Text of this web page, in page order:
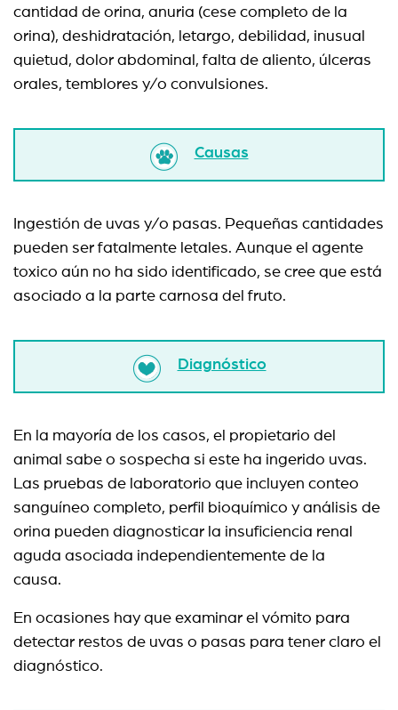
cantidad de orina, anuria (cese completo de la
orina), deshidratación, letargo, debilidad, inusual
quietud, dolor abdominal, falta de aliento, úlceras
orales, temblores y/o convulsiones.
Causas
Ingestión de uvas y/o pasas. Pequeñas cantidades
pueden ser fatalmente letales. Aunque el agente
toxico aún no ha sido identificado, se cree que está
asociado a la parte carnosa del fruto.
Diagnóstico
En la mayoría de los casos, el propietario del
animal sabe o sospecha si este ha ingerido uvas.
Las pruebas de laboratorio que incluyen conteo
sanguíneo completo, perfil bioquímico y análisis de
orina pueden diagnosticar la insuficiencia renal
aguda asociada independientemente de la
causa.
En ocasiones hay que examinar el vómito para
detectar restos de uvas o pasas para tener claro el
diagnóstico.